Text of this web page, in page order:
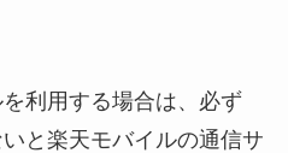
利用する場合は、必ず
と楽天モバイルの通信サ